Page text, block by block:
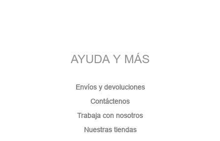
AYUDA Y MÁS
Envíos y devoluciones
Contáctenos
Trabaja con nosotros
Nuestras tiendas